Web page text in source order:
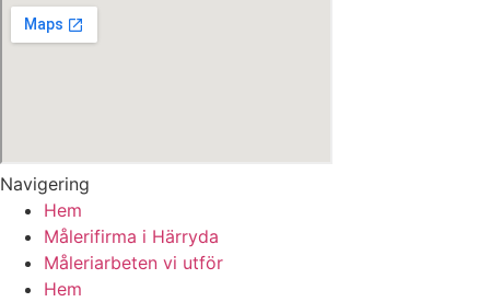
Navigering
Hem
Målerifirma i Härryda
Måleriarbeten vi utför
Hem